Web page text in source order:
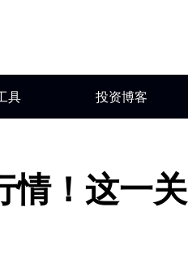
具 投资博客
情！这一关